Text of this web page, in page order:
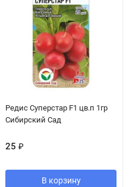
Редис Суперстар F1 цв.п 1гр
Сибирский Сад
25 ₽
В корзину